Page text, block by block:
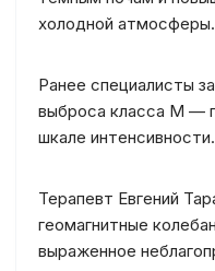
холодной атмосферы.
Ранее специалисты
выброса класса М —
шкале интенсивности.
Терапевт Евгений
геомагнитные
выраженное